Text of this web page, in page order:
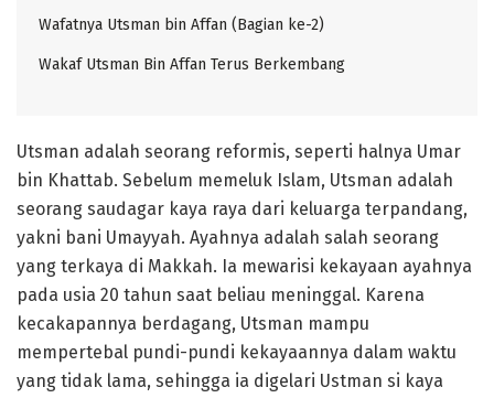
Wafatnya Utsman bin Affan (Bagian ke-2)
Wakaf Utsman Bin Affan Terus Berkembang
Utsman adalah seorang reformis, seperti halnya Umar
bin Khattab. Sebelum memeluk Islam, Utsman adalah
seorang saudagar kaya raya dari keluarga terpandang,
yakni bani Umayyah. Ayahnya adalah salah seorang
yang terkaya di Makkah. Ia mewarisi kekayaan ayahnya
pada usia 20 tahun saat beliau meninggal. Karena
kecakapannya berdagang, Utsman mampu
mempertebal pundi-pundi kekayaannya dalam waktu
yang tidak lama, sehingga ia digelari Ustman si kaya